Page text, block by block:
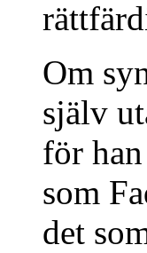
Om
själv
för
som
det